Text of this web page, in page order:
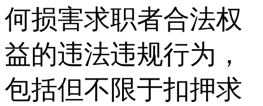
何损害求职者合法权
益的违法违规行为，
包括但不限于扣押求